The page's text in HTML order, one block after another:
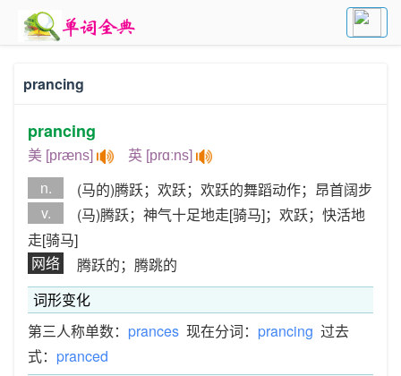
prancing
prancing
美 [præns] 英 [prɑːns]
n.
(马的)腾跃；欢跃；欢跃的舞蹈动作；昂首阔步
v.
(马)腾跃；神气十足地走[骑马]；欢跃；快活地
走[骑马]
网络
腾跃的；腾跳的
词形变化
第三人称单数： prances 现在分词： prancing 过去
式： pranced